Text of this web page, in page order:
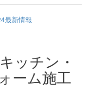
最新情報
ッチン・
ーム施工